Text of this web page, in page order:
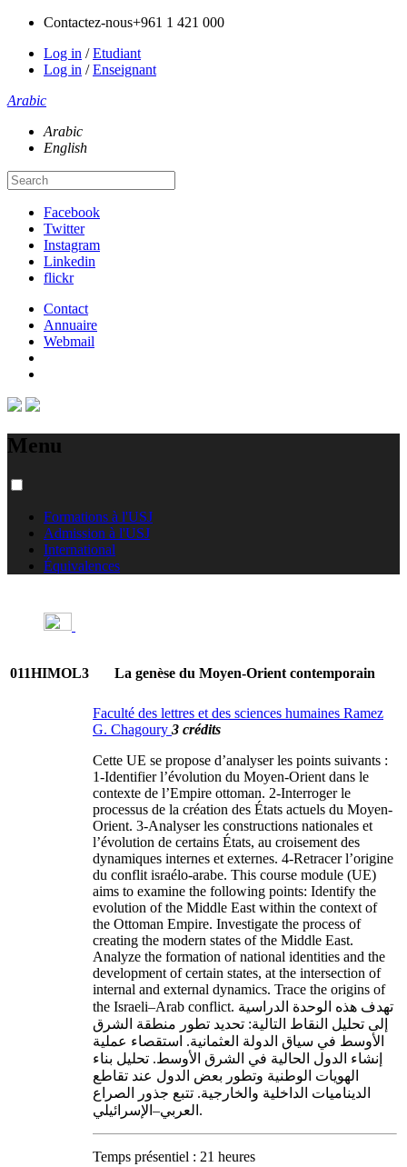
Contactez-nous+961 1 421 000
Log in /Etudiant
Log in /Enseignant
Arabic
Arabic
English
Facebook
Twitter
Instagram
Linkedin
flickr
Contact
Annuaire
Webmail
Menu
Formations à l'USJ
Admission à l'USJ
International
Équivalences
011HIMOL3 La genèse du Moyen-Orient contemporain
Faculté des lettres et des sciences humaines Ramez
G. Chagoury 3 crédits
Cette UE se propose d’analyser les points suivants :
1-Identifier l’évolution du Moyen-Orient dans le
contexte de l’Empire ottoman. 2-Interroger le
processus de la création des États actuels du Moyen-
Orient. 3-Analyser les constructions nationales et
l’évolution de certains États, au croisement des
dynamiques internes et externes. 4-Retracer l’origine
du conflit israélo-arabe. This course module (UE)
aims to examine the following points: Identify the
evolution of the Middle East within the context of
the Ottoman Empire. Investigate the process of
creating the modern states of the Middle East.
Analyze the formation of national identities and the
development of certain states, at the intersection of
internal and external dynamics. Trace the origins of
the Israeli–Arab conflict. تهدف هذه الوحدة الدراسية
إلى تحليل النقاط التالية: تحديد تطور منطقة الشرق
الأوسط في سياق الدولة العثمانية. استقصاء عملية
إنشاء الدول الحالية في الشرق الأوسط. تحليل بناء
الهويات الوطنية وتطور بعض الدول عند تقاطع
الديناميات الداخلية والخارجية. تتبع جذور الصراع
العربي–الإسرائيلي.
Temps présentiel : 21 heures